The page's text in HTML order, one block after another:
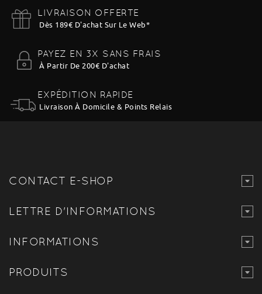
LIVRAISON OFFERTE
Dès 189€ D'achat Sur Le Web*
PAYEZ EN 3X SANS FRAIS
À Partir De 200€ D'achat
EXPÉDITION RAPIDE
Livraison À Domicile & Points Relais
CONTACT E-SHOP
LETTRE D'INFORMATIONS
INFORMATIONS
PRODUITS